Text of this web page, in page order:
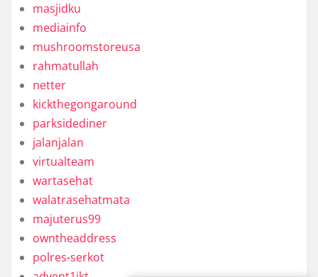
masjidku
mediainfo
mushroomstoreusa
rahmatullah
netter
kickthegongaround
parksidediner
jalanjalan
virtualteam
wartasehat
walatrasehatmata
majuterus99
owntheaddress
polres-serkot